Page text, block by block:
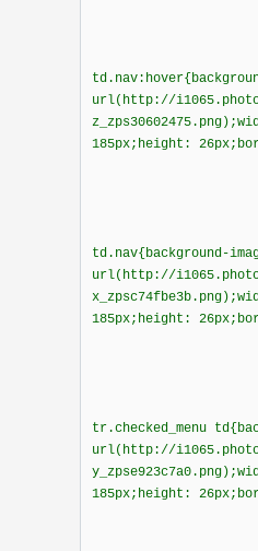
url(http://
185px;height:
td.nav{background-
url(http://
185px;height:
tr.checked_menu
url(http://
185px;height: